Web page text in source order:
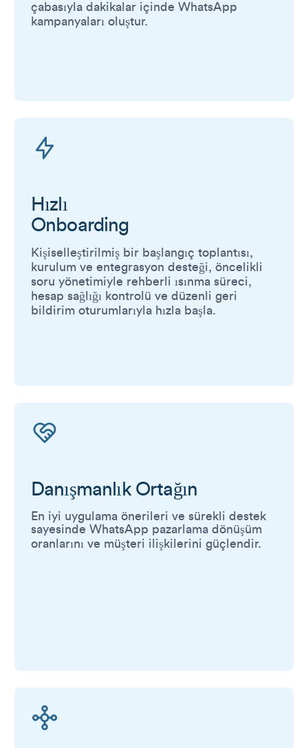
çabasıyla dakikalar içinde WhatsApp
kampanyaları oluştur.
Hızlı
Onboarding
Kişiselleştirilmiş bir başlangıç toplantısı,
kurulum ve entegrasyon desteği, öncelikli
soru yönetimiyle rehberli ısınma süreci,
hesap sağlığı kontrolü ve düzenli geri
bildirim oturumlarıyla hızla başla.
Danışmanlık Ortağın
En iyi uygulama önerileri ve sürekli destek
sayesinde WhatsApp pazarlama dönüşüm
oranlarını ve müşteri ilişkilerini güçlendir.